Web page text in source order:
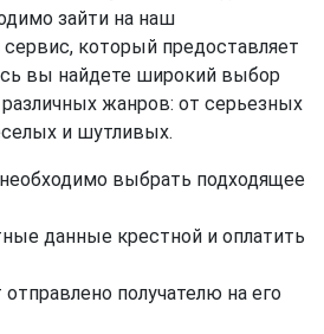
зайти на наш
который предоставляет
вы найдете широкий выбор
жанров: от серьезных
и шутливых.
выбрать подходящее
данные крестной и оплатить
получателю на его